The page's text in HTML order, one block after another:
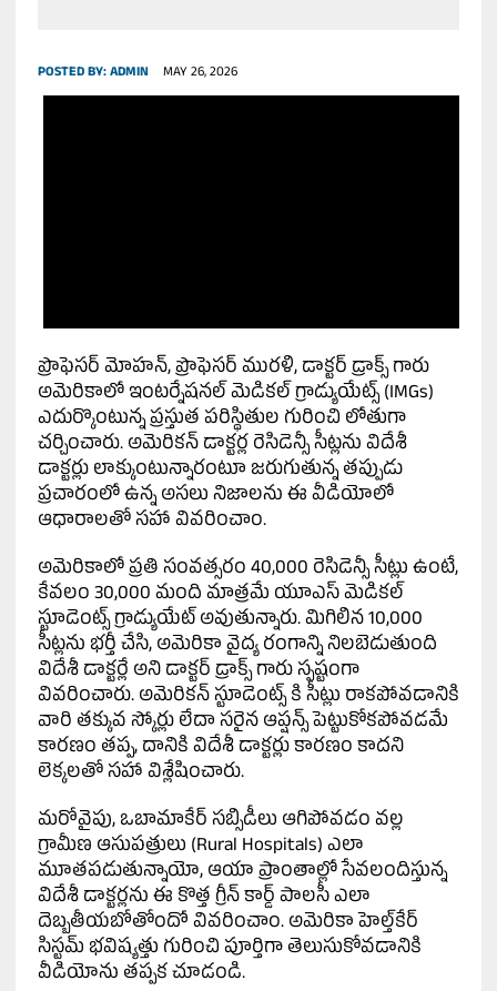
POSTED BY:ADMIN MAY 26, 2026
ప్రొఫెసర్ మోహన్, ప్రొఫెసర్ మురళి, డాక్టర్ డ్రాక్స్ గారు
అమెరికాలో ఇంటర్నేషనల్ మెడికల్ గ్రాడ్యుయేట్స్ (IMGs)
ఎదుర్కొంటున్న ప్రస్తుత పరిస్థితుల గురించి లోతుగా
చర్చించారు. అమెరికన్ డాక్టర్ల రెసిడెన్సీ సీట్లను విదేశీ
డాక్టర్లు లాక్కుంటున్నారంటూ జరుగుతున్న తప్పుడు
ప్రచారంలో ఉన్న అసలు నిజాలను ఈ వీడియోలో
ఆధారాలతో సహా వివరించాం.
అమెరికాలో ప్రతి సంవత్సరం 40,000 రెసిడెన్సీ సీట్లు ఉంటే,
కేవలం 30,000 మంది మాత్రమే యూఎస్ మెడికల్
స్టూడెంట్స్ గ్రాడ్యుయేట్ అవుతున్నారు. మిగిలిన 10,000
సీట్లను భర్తీ చేసి, అమెరికా వైద్య రంగాన్ని నిలబెడుతుంది
విదేశీ డాక్టర్లే అని డాక్టర్ డ్రాక్స్ గారు స్పష్టంగా
వివరించారు. అమెరికన్ స్టూడెంట్స్ కి సీట్లు రాకపోవడానికి
వారి తక్కువ స్కోర్లు లేదా సరైన ఆప్షన్స్ పెట్టుకోకపోవడమే
కారణం తప్ప, దానికి విదేశీ డాక్టర్లు కారణం కాదని
లెక్కలతో సహా విశ్లేషించారు.
మరోవైపు, ఒబామాకేర్ సబ్సిడీలు ఆగిపోవడం వల్ల
గ్రామీణ ఆసుపత్రులు (Rural Hospitals) ఎలా
మూతపడుతున్నాయో, ఆయా ప్రాంతాల్లో సేవలందిస్తున్న
విదేశీ డాక్టర్లను ఈ కొత్త గ్రీన్ కార్డ్ పాలసీ ఎలా
దెబ్బతీయబోతోందో వివరించాం. అమెరికా హెల్త్‌కేర్
సిస్టమ్ భవిష్యత్తు గురించి పూర్తిగా తెలుసుకోవడానికి
వీడియోను తప్పక చూడండి.